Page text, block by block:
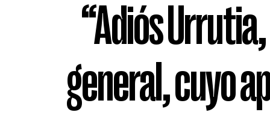
“Adiós
general, cuyo